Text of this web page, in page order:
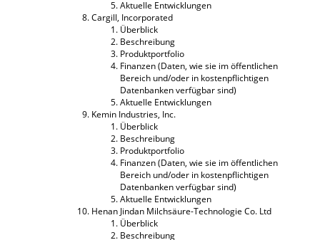
Aktuelle Entwicklungen
Cargill, Incorporated
Überblick
Beschreibung
Produktportfolio
Finanzen (Daten, wie sie im öffentlichen
Bereich und/oder in kostenpflichtigen
Datenbanken verfügbar sind)
Aktuelle Entwicklungen
Kemin Industries, Inc.
Überblick
Beschreibung
Produktportfolio
Finanzen (Daten, wie sie im öffentlichen
Bereich und/oder in kostenpflichtigen
Datenbanken verfügbar sind)
Aktuelle Entwicklungen
Henan Jindan Milchsäure-Technologie Co. Ltd
Überblick
Beschreibung